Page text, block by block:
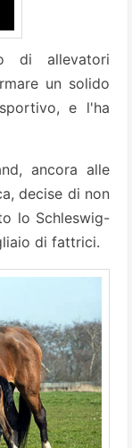
di allevatori
un solido
e l'ha
ancora alle
decise di non
lo Schleswig-
di fattrici.